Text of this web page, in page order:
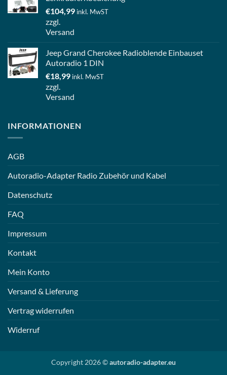
€104,99 inkl. MwST
zzgl.
Versand
Jeep Grand Cherokee Radioblende Einbauset
Autoradio 1 DIN
€18,99 inkl. MwST
zzgl.
Versand
INFORMATIONEN
AGB
Autoradio-Adapter Radio Zubehör und Kabel
Datenschutz
FAQ
Impressum
Kontakt
Mein Konto
Versand & Lieferung
Vertrag widerrufen
Widerruf
Copyright 2026 ©autoradio-adapter.eu